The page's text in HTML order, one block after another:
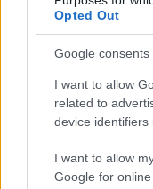
Opted Out
Google consents
I want to allow
related to
device identifiers
I want to allow
Google for
07/05/2026 - 17:37
Επίσκεψη
εκτόνωση